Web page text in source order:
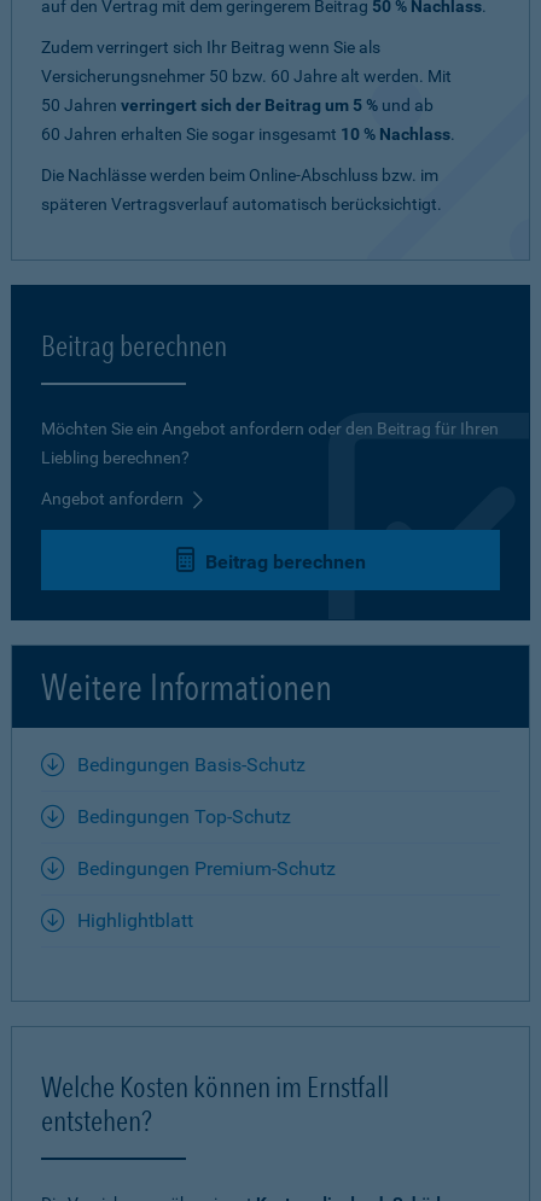
auf den Vertrag mit dem geringerem Beitrag 50 % Nachlass.
Zudem verringert sich Ihr Beitrag wenn Sie als
Versicherungsnehmer 50 bzw. 60 Jahre alt werden. Mit
50 Jahren verringert sich der Beitrag um 5 % und ab
60 Jahren erhalten Sie sogar insgesamt 10 % Nachlass.
Die Nachlässe werden beim Online-Abschluss bzw. im
späteren Vertragsverlauf automatisch berücksichtigt.
Beitrag berechnen
Möchten Sie ein Angebot anfordern oder den Beitrag für Ihren
Liebling berechnen?
Angebot anfordern
Beitrag berechnen
Weitere Informationen
Bedingungen Basis-Schutz
Bedingungen Top-Schutz
Bedingungen Premium-Schutz
Highlightblatt
Welche Kosten können im Ernstfall
entstehen?